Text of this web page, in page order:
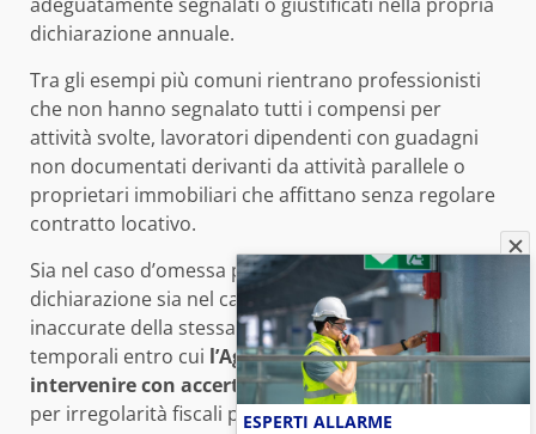
dichiarazione annuale.
Tra gli esempi più comuni rientrano professionisti
che non hanno segnalato tutti i compensi per
attività svolte, lavoratori dipendenti con guadagni
non documentati derivanti da attività parallele o
proprietari immobiliari che affittano senza regolare
contratto locativo.
Sia nel caso d’omessa presentazione della
dichiarazione sia nel caso d’incompletezza o
inaccurate della stessa, esistono precisi termini
temporali entro cui l’Agenzia delle Entrate può
intervenire con accertamentied eventuali multe
per irregolarità fiscali passate:ESPERTI ALLARME